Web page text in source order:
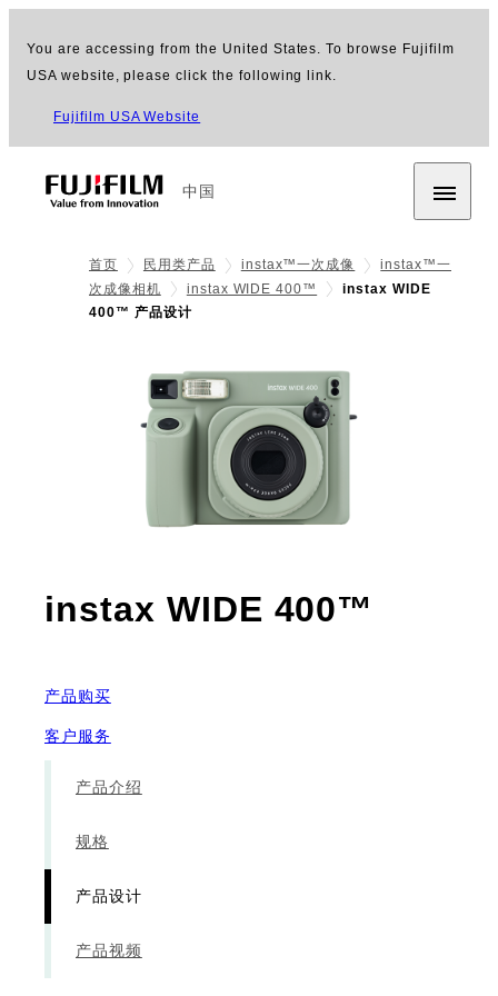
You are accessing from the United States. To browse Fujifilm
USA website, please click the following link.
Fujifilm USA Website
中国
首页 民用类产品 instax™一次成像
instax™一
次成像相机
instax WIDE 400™
instax WIDE
400™ 产品设计
instax WIDE 400™
产品购买
客户服务
产品介绍
规格
产品设计
产品视频